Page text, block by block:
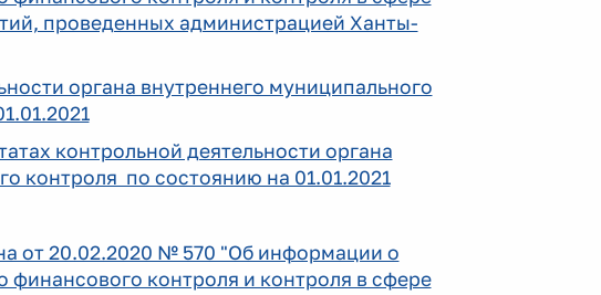
проведенных администрацией Ханты-
органа внутреннего муниципального
контрольной деятельности органа
контроля по состоянию на 01.01.2021
от 20.02.2020 № 570 "Об информации о
финансового контроля и контроля в сфере